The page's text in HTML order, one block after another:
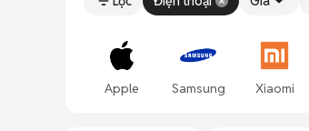
Apple Samsung Xiaomi